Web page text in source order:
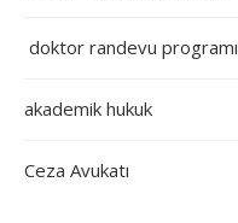
doktor randevu programı
akademik hukuk
Ceza Avukatı